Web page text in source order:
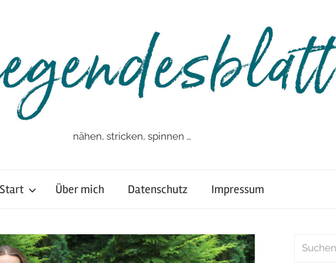
nähen, stricken, spinnen …
Start Über mich Datenschutz Impressum
Suchen